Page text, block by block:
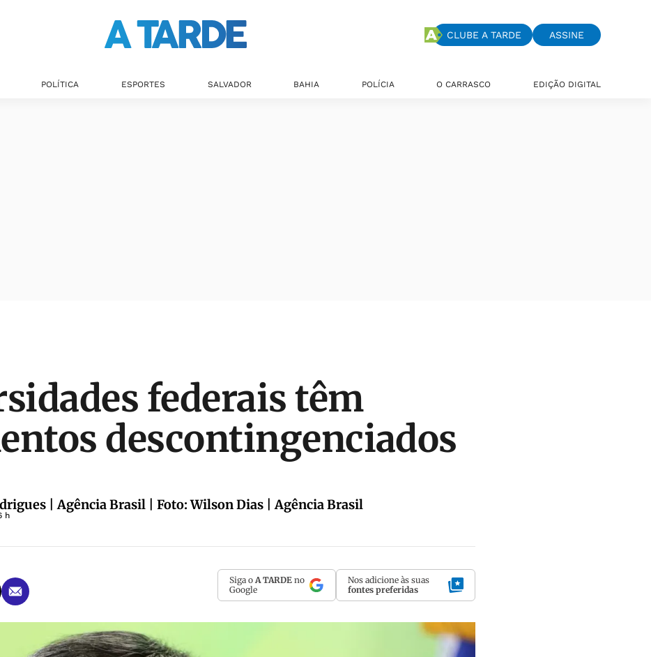
CLUBE A TARDE ASSINE
POLÍTICA ESPORTES SALVADOR BAHIA POLÍCIA O CARRASCO EDIÇÃO DIGITAL
federais têm
descontingenciados
| Agência Brasil | Foto: Wilson Dias | Agência Brasil
h
Siga o A TARDE no
Google
Nos adicione às suas
fontes preferidas